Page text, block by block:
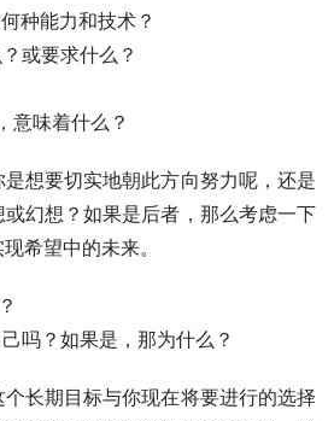
能力和技术？
或要求什么？
味着什么？
要切实地朝此方向努力呢，还是
幻想？如果是后者，那么考虑一下
希望中的未来。
？如果是，那为什么？
期目标与你现在将要进行的选择